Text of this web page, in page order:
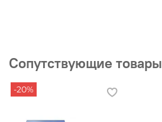
Сопутствующие товары
-20%